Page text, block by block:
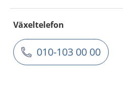
Växeltelefon
010-103 00 00